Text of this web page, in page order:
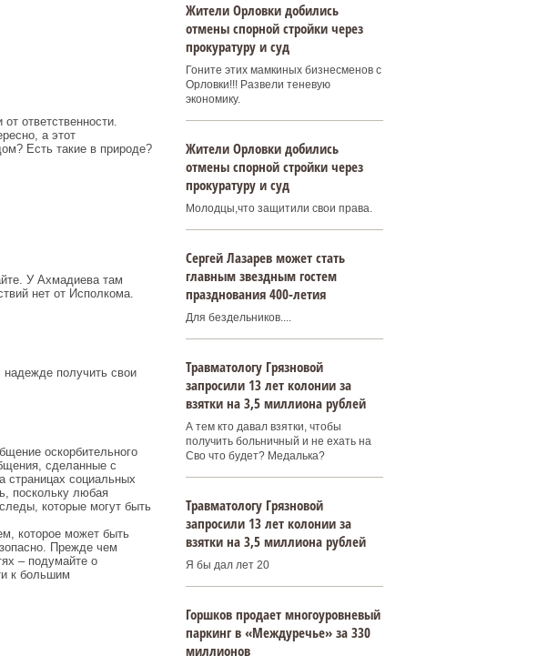
ответственности.
а этот
Есть такие в природе?
У Ахмадиева там
нет от Исполкома.
надежде получить свои
оскорбительного
сделанные с
социальных
поскольку любая
которые могут быть
которое может быть
Прежде чем
– подумайте о
к большим
Жители Орловки добились
отмены спорной стройки через
прокуратуру и суд
Гоните этих мамкиных бизнесменов с
Орловки!!! Развели теневую
экономику.
Жители Орловки добились
отмены спорной стройки через
прокуратуру и суд
Молодцы,что защитили свои права.
Сергей Лазарев может стать
главным звездным гостем
празднования 400‑летия
Для бездельников....
Травматологу Грязновой
запросили 13 лет колонии за
взятки на 3,5 миллиона рублей
А тем кто давал взятки, чтобы
получить больничный и не ехать на
Сво что будет? Медалька?
Травматологу Грязновой
запросили 13 лет колонии за
взятки на 3,5 миллиона рублей
Я бы дал лет 20
Горшков продает многоуровневый
паркинг в «Междуречье» за 330
миллионов